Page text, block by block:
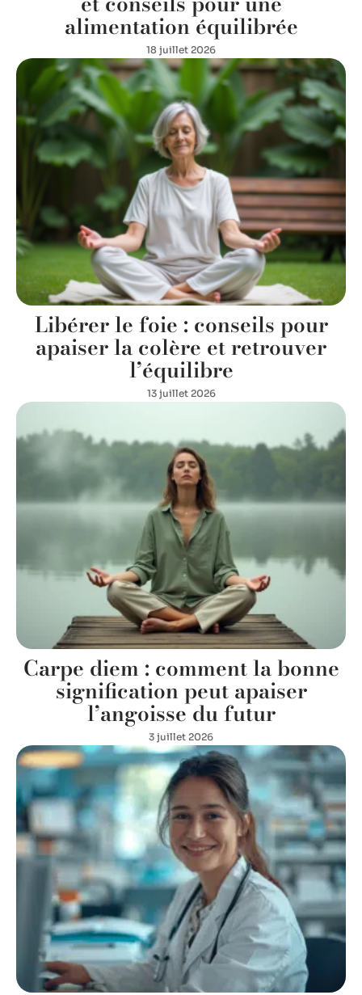
alimentation équilibrée
18 juillet 2026
Libérer le foie : conseils pour
apaiser la colère et retrouver
l’équilibre
13 juillet 2026
Carpe diem : comment la bonne
signification peut apaiser
l’angoisse du futur
3 juillet 2026